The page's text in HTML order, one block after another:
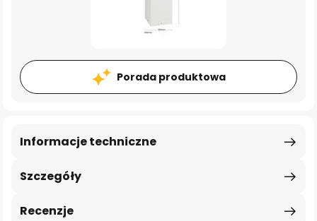
Porada produktowa
Szczegóły
Informacje techniczne
Recenzje